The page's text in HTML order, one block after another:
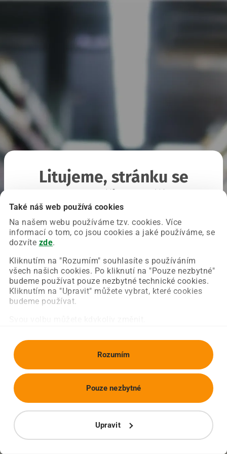
Také náš web používá cookies
Na našem webu používáme tzv. cookies. Více
informací o tom, co jsou cookies a jaké používáme, se
dozvíte zde.
Kliknutím na "Rozumím" souhlasíte s používáním
všech našich cookies. Po kliknutí na "Pouze nezbytné"
budeme používat pouze nezbytné technické cookies.
Kliknutím na "Upravit" můžete vybrat, které cookies
budeme používat.
Rozumím
Upravit
Pouze nezbytné
Litujeme, stránku se
Chyba nastala na naší straně a už ji opravujeme.
Zkuste prosím znovu načíst požadovanou stránku.
Obnovit stránku Úvodní strana